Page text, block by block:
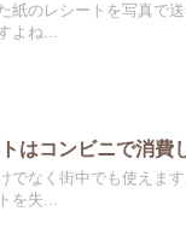
紙のレシートを写真で
よね...
はコンビニで消費
でなく街中でも使えま
を失...